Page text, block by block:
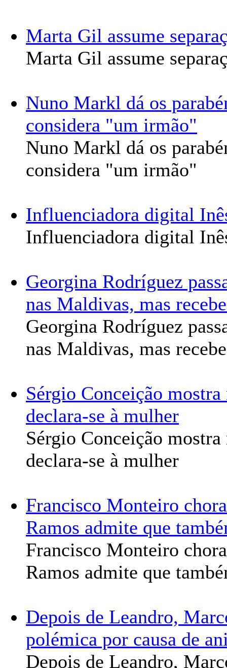
Marta Gil assume
Marta Gil assume
Nuno Markl dá os
considera "um irmão"
Nuno Markl dá os
considera "um irmão"
Influenciadora digital
Influenciadora digital
Georgina Rodríguez
nas Maldivas, mas
Georgina Rodríguez
nas Maldivas, mas
Sérgio Conceição
declara-se à mulher
Sérgio Conceição
declara-se à mulher
Francisco Monteiro
Ramos admite que
Francisco Monteiro
Ramos admite que
Depois de Leandro,
polémica por causa de
Depois de Leandro,